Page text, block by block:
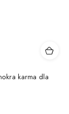
karma dla